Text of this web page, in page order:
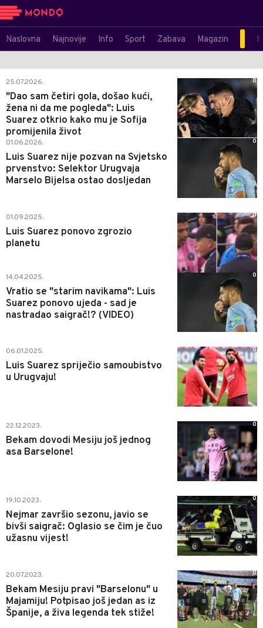
Naslovna Najnovije Info Sport Zabava Magazin
25.07.2026.
"Dao sam četiri gola, došao kući,
žena ni da me pogleda": Luis
Suarez otkrio kako mu je Sofija
promijenila život
0
01.06.2026.
Luis Suarez nije pozvan na Svjetsko
prvenstvo: Selektor Urugvaja
Marselo Bijelsa ostao dosljedan
0
01.09.2025.
Luis Suarez ponovo zgrozio
planetu
0
14.04.2025.
Vratio se "starim navikama": Luis
Suarez ponovo ujeda - sad je
nastradao saigrač!? (VIDEO)
0
06.01.2025.
Luis Suarez spriječio samoubistvo
u Urugvaju!
0
22.12.2023.
Bekam dovodi Mesiju još jednog
asa Barselone!
0
19.10.2023.
Nejmar završio sezonu, javio se
bivši saigrač: Oglasio se čim je čuo
užasnu vijest!
0
20.07.2023.
Bekam Mesiju pravi "Barselonu" u
Majamiju! Potpisao još jedan as iz
Španije, a živa legenda tek stiže!
0